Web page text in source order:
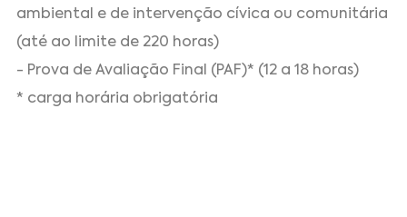
ambiental e de intervenção cívica ou comunitária
(até ao limite de 220 horas)
- Prova de Avaliação Final (PAF)* (12 a 18 horas)
* carga horária obrigatória